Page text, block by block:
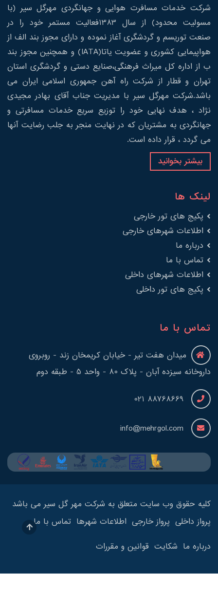
شرکت خدمات مسافرت هوایی و جهانگردی مهرگل سیر (با
مسولیت محدود) از سال 1383فعالیت مستمر خود را در
صنعت توریسم و گردشگری آغاز نموده و دارای مجوز بند الف از
هواپیمایی کشوری و عضویت یاتا(IATA) و همچنین مجوز بند
ب از اداره کل میراث فرهنگی،صنایع دستی و گردشگری استان
تهران و قطار از شرکت راه آهن جمهوری اسلامی ایران می
باشد.شرکت مهرگل سیر با مدیریت جناب آقای بهادر مجیدی
نژاد ، هدف نهایی خود را توزیع سریع خدمات مسافرتی و
جهانگردی به مشتریان که در نهایت منجر به جلب رضایت آنها
می گردد ، قرار داده است.
بیشتر بخوانید
لینک ها
پکیج های تور خارجی
اطلاعات شهرهای خارجی
درباره ما
تماس با ما
اطلاعات شهرهای داخلی
پکیج های تور داخلی
تماس با ما
میدان هفت تیر - خیابان کریمخان زند - روبروی
داروخانه سیزده آبان - پلاک 80 - واحد 5 - طبقه دوم
88768669 021
info@mehrgol.com
کلیه حقوق وب سایت متعلق به شرکت مهر گل سیر می باشد
پرواز داخلی پرواز خارجی اطلاعات شهرها تماس با ما
درباره ما شکایت قوانین و مقررات